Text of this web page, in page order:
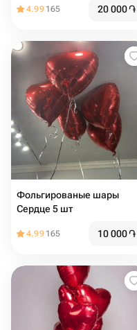
4.99 165 20 000֏
Фольгированые шары
Сердце 5 шт
4.99 165 10 000֏